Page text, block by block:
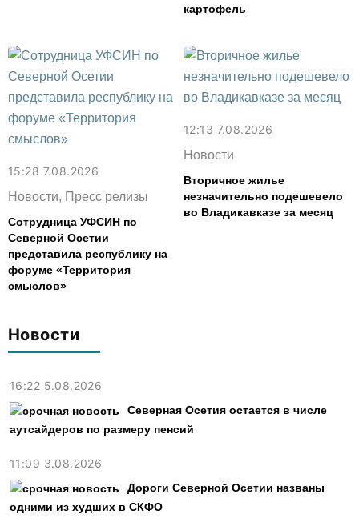
Новости
16:22 5.08.2026
Северная Осетия остается в числе
аутсайдеров по размеру пенсий
11:09 3.08.2026
Дороги Северной Осетии названы
одними из худших в СКФО
картофель
15:28 7.08.2026
Новости, Пресс релизы
Сотрудница УФСИН по
Северной Осетии
представила республику на
форуме «Территория
смыслов»
12:13 7.08.2026
Новости
Вторичное жилье
незначительно подешевело
во Владикавказе за месяц